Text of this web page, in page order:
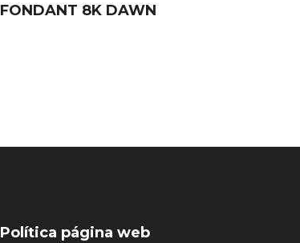
FONDANT 8K DAWN
Política página web